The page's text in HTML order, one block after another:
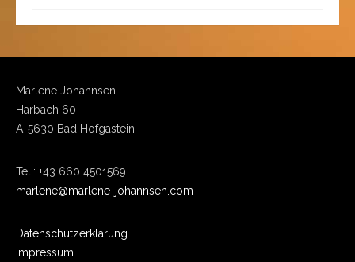
Marlene Johannsen
Harbach 60
A-5630 Bad Hofgastein
Tel.: +43 660 4501569
marlene@marlene-johannsen.com
Datenschutzerklärung
Impressum